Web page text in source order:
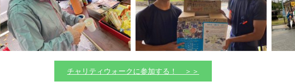
チャリティウォークに参加する！ ＞＞